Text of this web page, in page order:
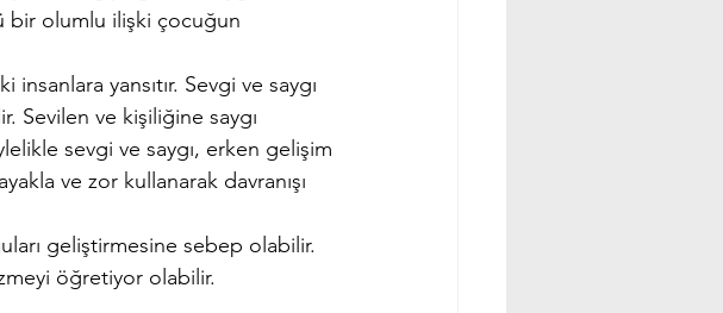
bir olumlu ilişki çocuğun
yansıtır. Sevgi ve saygı
Sevilen ve kişiliğine saygı
sevgi ve saygı, erken gelişim
ve zor kullanarak davranışı
geliştirmesine sebep olabilir.
öğretiyor olabilir.